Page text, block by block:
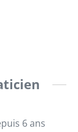
6 ans